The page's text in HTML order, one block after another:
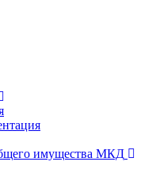
имущества МКД